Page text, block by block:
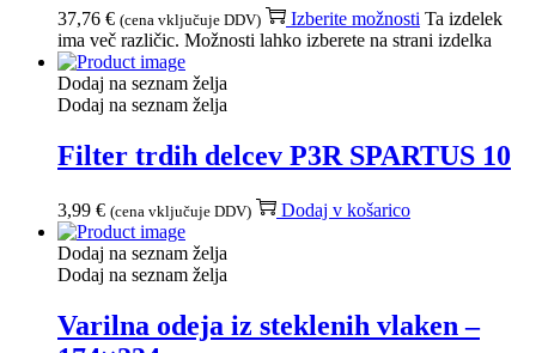
37,76 € (cena vključuje DDV) Izberite možnosti Ta izdelek
ima več različic. Možnosti lahko izberete na strani izdelka
Dodaj na seznam želja
Dodaj na seznam želja
Filter trdih delcev P3R SPARTUS 10
3,99 € (cena vključuje DDV) Dodaj v košarico
Dodaj na seznam želja
Dodaj na seznam želja
Varilna odeja iz steklenih vlaken –